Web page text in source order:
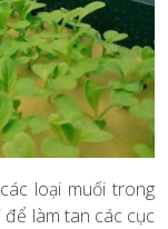
loại muối trong
để làm tan các cục